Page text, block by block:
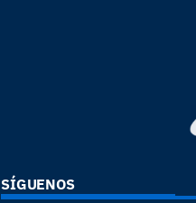
SÍGUENOS